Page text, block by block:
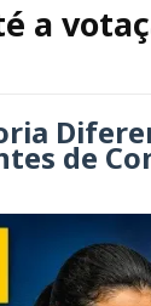
a
de